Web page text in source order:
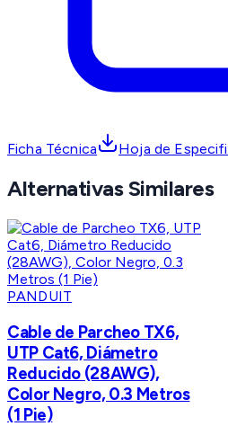
Ficha Técnica Hoja de
Alternativas Similares
PANDUIT
Cable de Parcheo TX6,
UTP Cat6, Diámetro
Reducido (28AWG),
Color Negro, 0.3 Metros
(1 Pie)